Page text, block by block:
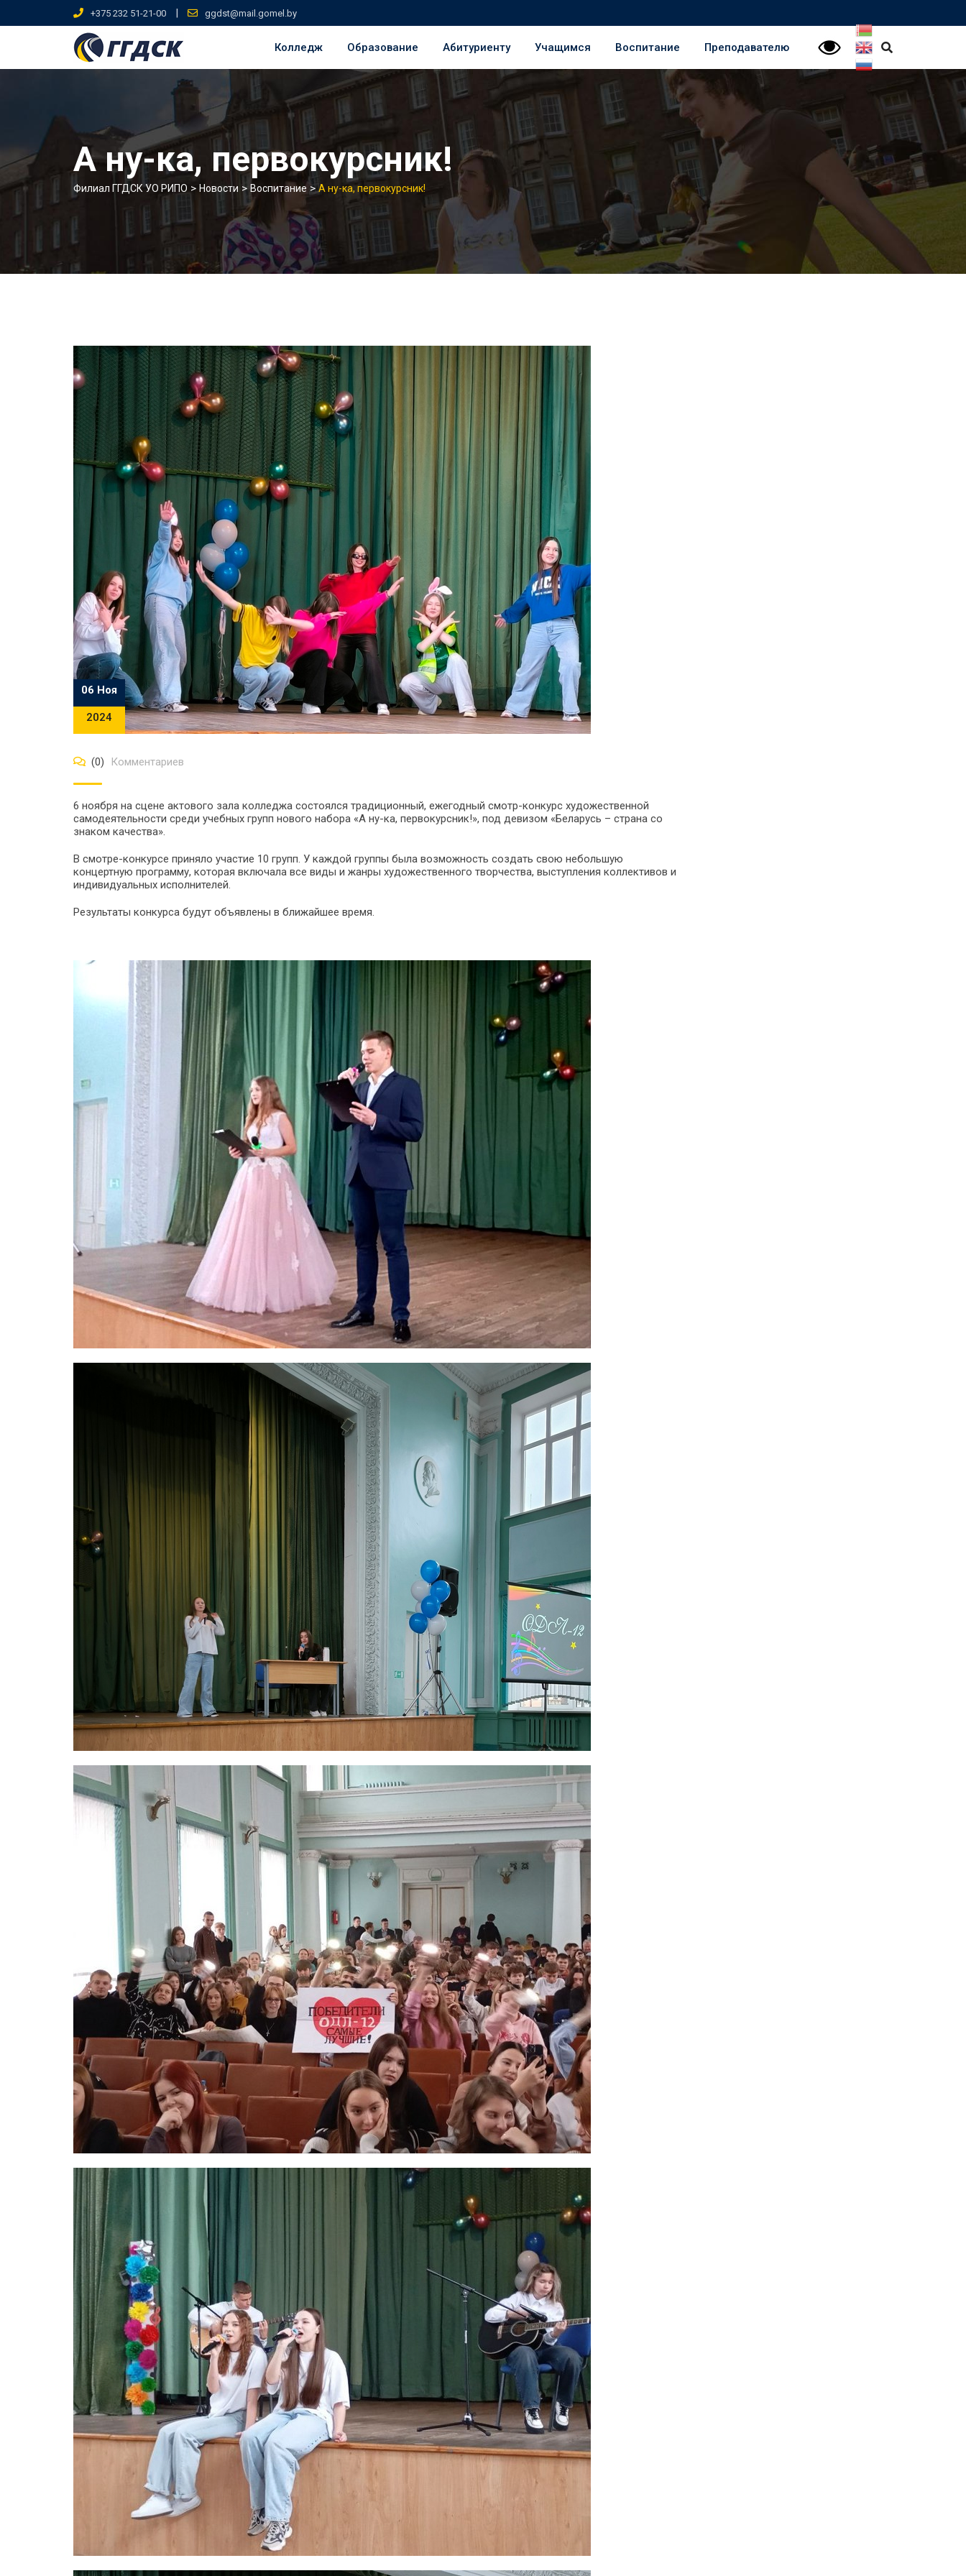
+375 232 51-21-00 | ggdst@mail.gomel.by
Колледж Образование Абитуриенту Учащимся Воспитание Преподавателю
А ну-ка, первокурсник!
Филиал ГГДСК УО РИПО > Новости > Воспитание >А ну-ка, первокурсник!
06 Ноя
2024
(0) Комментариев
6 ноября на сцене актового зала колледжа состоялся традиционный, ежегодный смотр-конкурс художественной
самодеятельности среди учебных групп нового набора «А ну-ка, первокурсник!», под девизом «Беларусь – страна со
знаком качества».
В смотре-конкурсе приняло участие 10 групп. У каждой группы была возможность создать свою небольшую
концертную программу, которая включала все виды и жанры художественного творчества, выступления коллективов и
индивидуальных исполнителей.
Результаты конкурса будут объявлены в ближайшее время.